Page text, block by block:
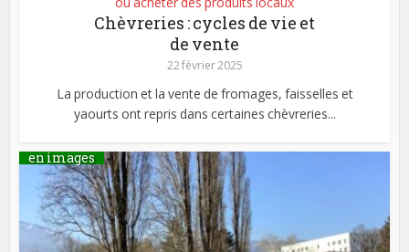
Chèvreries : cycles de vie et
de vente
22 février 2025
La production et la vente de fromages, faisselles et
yaourts ont repris dans certaines chèvreries...
en images